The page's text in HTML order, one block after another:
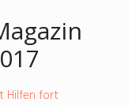
Hilfen fort